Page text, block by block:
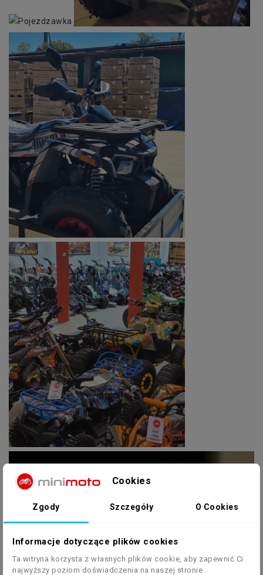
Cookies
Zgody Szczegóły O Cookies
Informacje dotyczące plików cookies
Ta witryna korzysta z własnych plików cookie, aby zapewnić Ci
najwyższy poziom doświadczenia na naszej stronie .